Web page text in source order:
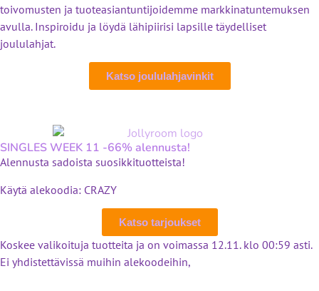
toivomusten ja tuoteasiantuntijoidemme markkinatuntemuksen
avulla. Inspiroidu ja löydä lähipiirisi lapsille täydelliset
joululahjat.
Katso joululahjavinkit
SINGLES WEEK 11 -66% alennusta!
Alennusta sadoista suosikkituotteista!
Käytä alekoodia: CRAZY
Katso tarjoukset
Koskee valikoituja tuotteita ja on voimassa 12.11. klo 00:59 asti.
Ei yhdistettävissä muihin alekoodeihin,